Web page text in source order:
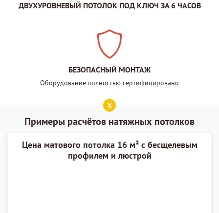
ДВУХУРОВНЕВЫЙ ПОТОЛОК ПОД КЛЮЧ ЗА 6 ЧАСОВ
БЕЗОПАСНЫЙ МОНТАЖ
Оборудование полностью сертифицировано
Примеры расчётов натяжных потолков
Цена матового потолка 16 м² с бесщелевым
профилем и люстрой